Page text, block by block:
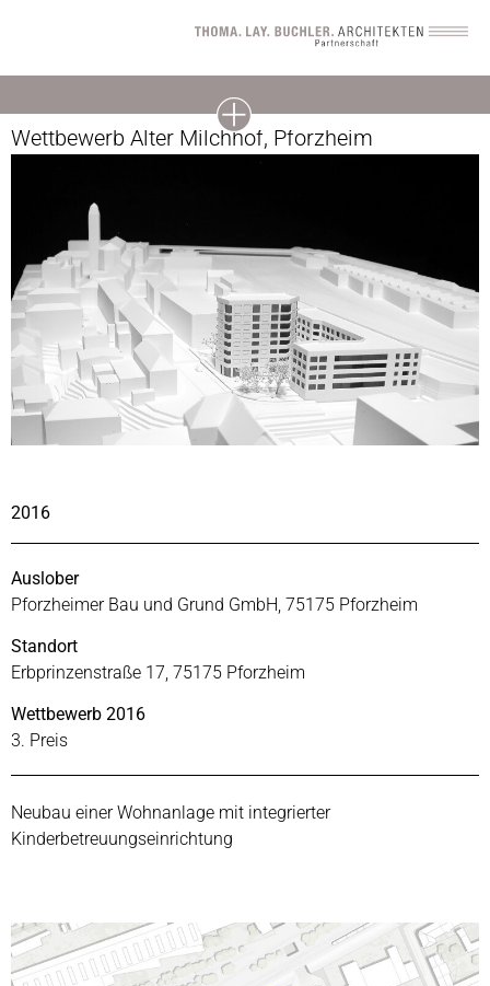
Wettbewerb Alter Milchhof, Pforzheim
2016
Auslober
Pforzheimer Bau und Grund GmbH, 75175 Pforzheim
Standort
Erbprinzenstraße 17, 75175 Pforzheim
Wettbewerb 2016
3. Preis
Neubau einer Wohnanlage mit integrierter
Kinderbetreuungseinrichtung